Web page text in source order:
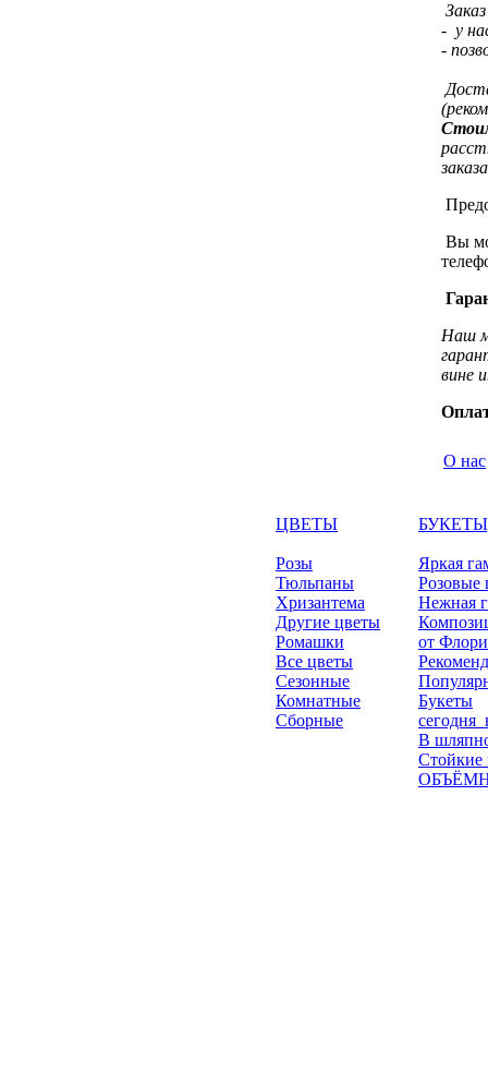
- у
-
Вы
Наш
вине
О нас
ЦВЕТЫ
Розы
Тюльпаны
Хризантема
Другие цветы
Ромашки
Все цветы
Сезонные
Комнатные
Сборные
Яркая
Розовые
Нежная
от
Букеты
В
Стойкие